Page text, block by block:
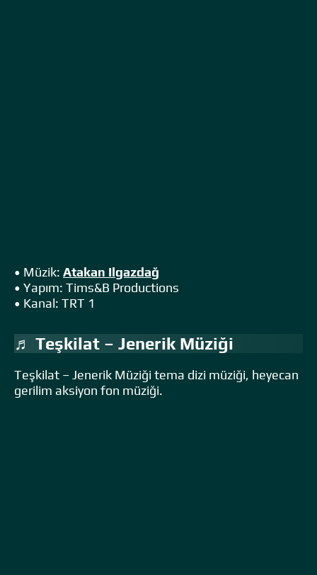
• Müzik: Atakan Ilgazdağ
• Yapım: Tims&B Productions
• Kanal: TRT 1
♬ Teşkilat – Jenerik Müziği
Teşkilat – Jenerik Müziği tema dizi müziği, heyecan
gerilim aksiyon fon müziği.